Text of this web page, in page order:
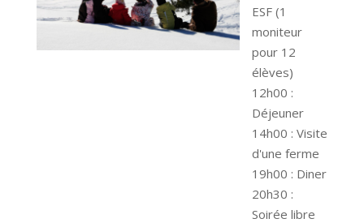
ESF (1
moniteur
pour 12
élèves)
12h00 :
Déjeuner
14h00 : Visite
d'une ferme
19h00 : Diner
20h30 :
Soirée libre